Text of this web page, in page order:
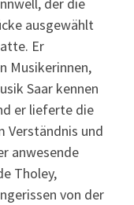
ausgewählt
Er
Musikerinnen,
Saar kennen
er lieferte die
Verständnis und
anwesende
Tholey,
von der